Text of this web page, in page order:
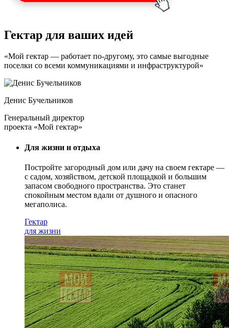
Гектар для ваших идей
«Мой гектар — работает по-другому, это самые выгодные
поселки со всеми коммуникациями и инфраструктурой»
Денис Бучельников
Генеральный директор
проекта «Мой гектар»
Для жизни и отдыха
Постройте загородный дом или дачу на своем гектаре —
с садом, хозяйством, детской площадкой и большим
запасом свободного пространства. Это станет
спокойным местом вдали от душного и опасного
мегаполиса.
Гектар
для жизни